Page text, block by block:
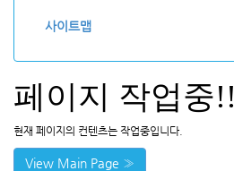
사이트맵
페이지 작업중!!
현재 페이지의 컨텐츠는 작업중입니다.
View Main Page »